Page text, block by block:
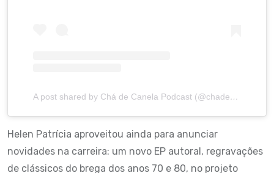
A post shared by Chá de Canela Podcast (@chadecanelapodcast)
Helen Patrícia aproveitou ainda para anunciar
novidades na carreira: um novo EP autoral, regravações
de clássicos do brega dos anos 70 e 80, no projeto